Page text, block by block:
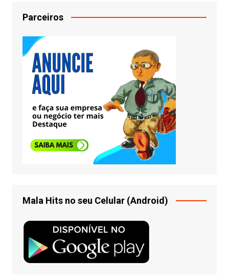
Parceiros
Mala Hits no seu Celular (Android)